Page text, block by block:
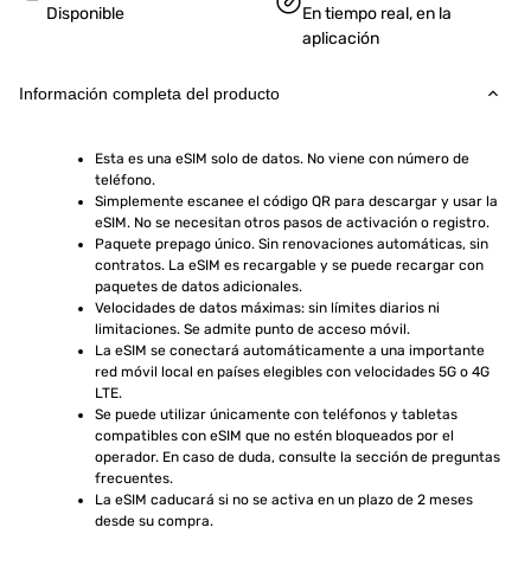
Disponible
En tiempo real, en la
aplicación
Información completa del producto
Esta es una eSIM solo de datos. No viene con número de
teléfono.
Simplemente escanee el código QR para descargar y usar la
eSIM. No se necesitan otros pasos de activación o registro.
Paquete prepago único. Sin renovaciones automáticas, sin
contratos. La eSIM es recargable y se puede recargar con
paquetes de datos adicionales.
Velocidades de datos máximas: sin límites diarios ni
limitaciones. Se admite punto de acceso móvil.
La eSIM se conectará automáticamente a una importante
red móvil local en países elegibles con velocidades 5G o 4G
LTE.
Se puede utilizar únicamente con teléfonos y tabletas
compatibles con eSIM que no estén bloqueados por el
operador. En caso de duda, consulte la sección de preguntas
frecuentes.
La eSIM caducará si no se activa en un plazo de 2 meses
desde su compra.